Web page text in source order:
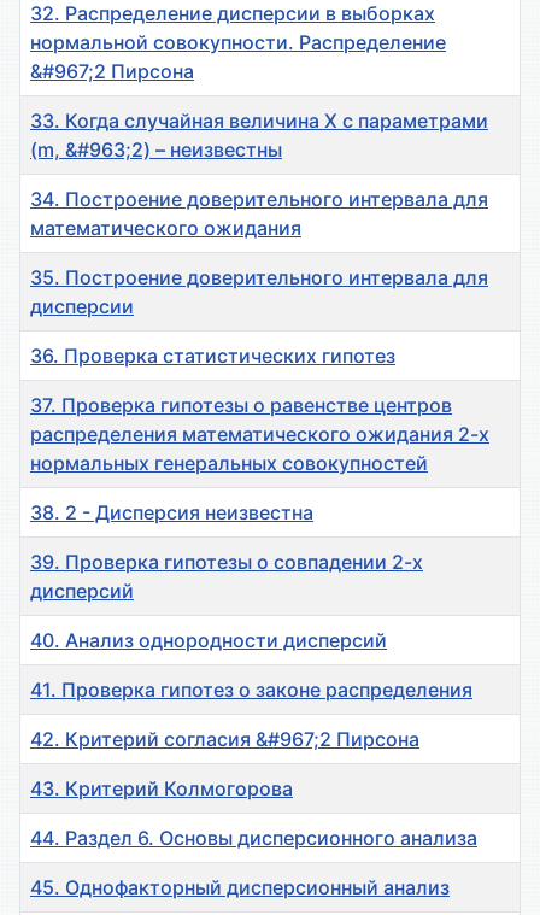
32. Распределение дисперсии в выборках
нормальной совокупности. Распределение
&#967;2 Пирсона
33. Когда случайная величина Х с параметрами
(m, &#963;2) – неизвестны
34. Построение доверительного интервала для
математического ожидания
35. Построение доверительного интервала для
дисперсии
36. Проверка статистических гипотез
37. Проверка гипотезы о равенстве центров
распределения математического ожидания 2-х
нормальных генеральных совокупностей
38. 2 - Дисперсия неизвестна
39. Проверка гипотезы о совпадении 2-х
дисперсий
40. Анализ однородности дисперсий
41. Проверка гипотез о законе распределения
42. Критерий согласия &#967;2 Пирсона
43. Критерий Колмогорова
44. Раздел 6. Основы дисперсионного анализа
45. Однофакторный дисперсионный анализ